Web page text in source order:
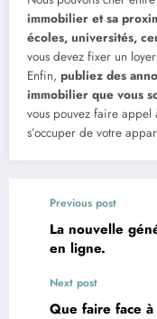
immobilier et sa
écoles, universités,
vous devez fixer un
Enfin, publiez des
immobilier que vous
vous pouvez faire
s’occuper de votre
Previous post
La nouvelle
en ligne.
Next post
Que faire face